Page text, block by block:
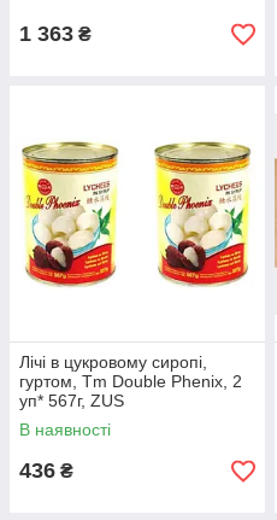
1 363 ₴
Лічі в цукровому сиропі,
гуртом, Tm Double Phenix, 2
уп* 567г, ZUS
В наявності
436 ₴